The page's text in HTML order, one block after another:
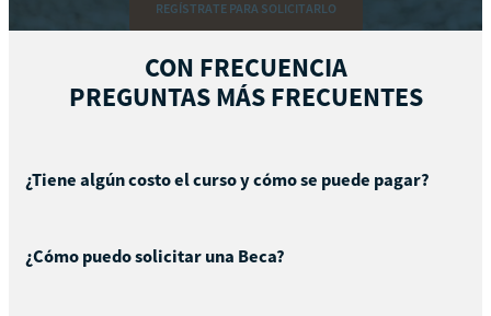
REGÍSTRATE PARA SOLICITARLO
CON FRECUENCIA
PREGUNTAS MÁS FRECUENTES
¿Tiene algún costo el curso y cómo se puede pagar?
¿Cómo puedo solicitar una Beca?